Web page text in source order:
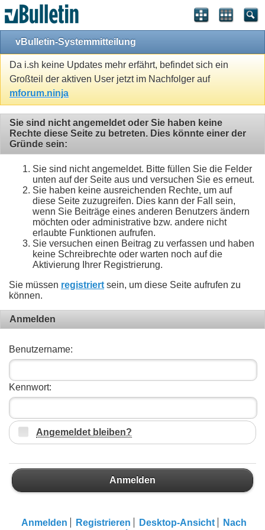
vBulletin-Systemmitteilung
Da i.sh keine Updates mehr erfährt, befindet sich ein
Großteil der aktiven User jetzt im Nachfolger auf
mforum.ninja
Sie sind nicht angemeldet oder Sie haben keine
Rechte diese Seite zu betreten. Dies könnte einer der
Gründe sein:
Sie sind nicht angemeldet. Bitte füllen Sie die Felder
unten auf der Seite aus und versuchen Sie es erneut.
Sie haben keine ausreichenden Rechte, um auf
diese Seite zuzugreifen. Dies kann der Fall sein,
wenn Sie Beiträge eines anderen Benutzers ändern
möchten oder administrative bzw. andere nicht
erlaubte Funktionen aufrufen.
Sie versuchen einen Beitrag zu verfassen und haben
keine Schreibrechte oder warten noch auf die
Aktivierung Ihrer Registrierung.
Sie müssen registriert sein, um diese Seite aufrufen zu
können.
Anmelden
Benutzername:
Kennwort:
Angemeldet bleiben?
Anmelden
Anmelden Registrieren Desktop-Ansicht
Nach